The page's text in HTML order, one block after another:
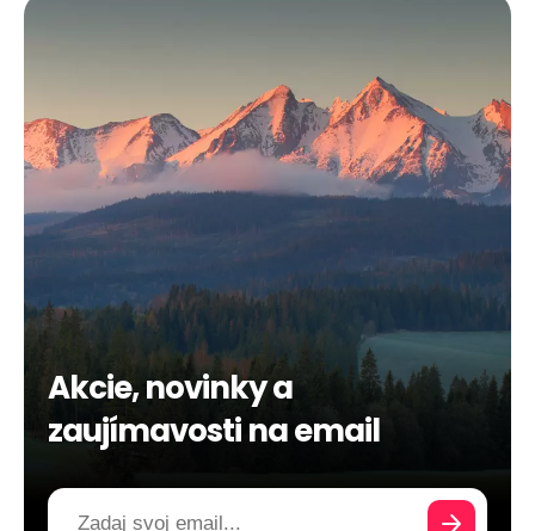
Akcie, novinky a
zaujímavosti na email